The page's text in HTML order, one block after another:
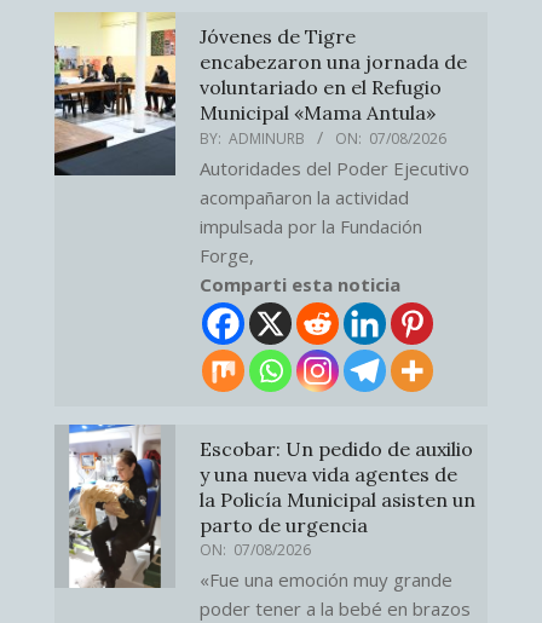
Jóvenes de Tigre
encabezaron una jornada de
voluntariado en el Refugio
Municipal «Mama Antula»
BY: ADMINURB ON: 07/08/2026
Autoridades del Poder Ejecutivo
acompañaron la actividad
impulsada por la Fundación
Forge,
Comparti esta noticia
Escobar: Un pedido de auxilio
y una nueva vida agentes de
la Policía Municipal asisten un
parto de urgencia
ON: 07/08/2026
«Fue una emoción muy grande
poder tener a la bebé en brazos